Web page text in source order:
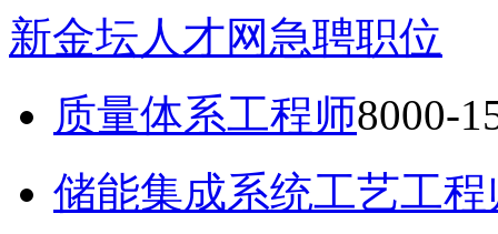
新金坛人才网急聘职位
质量体系工程师8000-
储能集成系统工艺工程